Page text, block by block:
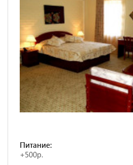
Питание:
+500р.